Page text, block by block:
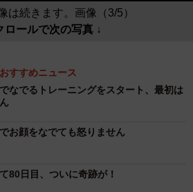
は続きます。画像（3/5）
ロールで次の写真 ↓
おすすめニュース
なでるトレーニングをスタート、最初は
お顔をなでても怒りません
80日目、ついに奇跡が！